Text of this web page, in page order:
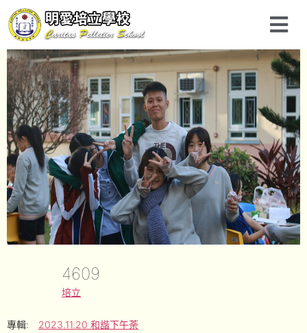
4609
培立
專輯:
2023.11.20 和諧下午荼